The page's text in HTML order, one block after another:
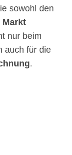
sowohl den
Markt
nur beim
auch für die
.